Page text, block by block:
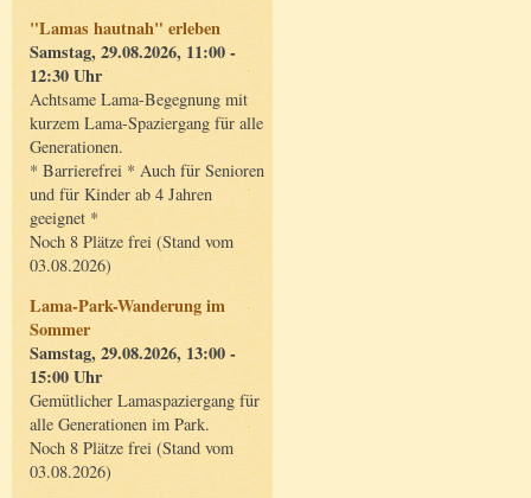
"Lamas hautnah" erleben
Samstag, 29.08.2026, 11:00 -
12:30 Uhr
Achtsame Lama-Begegnung mit
kurzem Lama-Spaziergang für alle
Generationen.
* Barrierefrei * Auch für Senioren
und für Kinder ab 4 Jahren
geeignet *
Noch 8 Plätze frei (Stand vom
03.08.2026)
Lama-Park-Wanderung im
Sommer
Samstag, 29.08.2026, 13:00 -
15:00 Uhr
Gemütlicher Lamaspaziergang für
alle Generationen im Park.
Noch 8 Plätze frei (Stand vom
03.08.2026)